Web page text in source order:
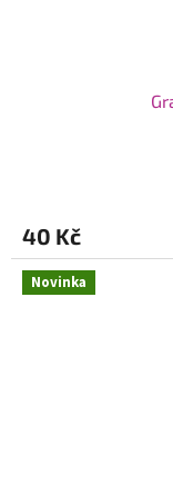
40 Kč
Novinka